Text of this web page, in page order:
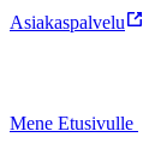
Asiakaspalvelu
Mene Etusivulle